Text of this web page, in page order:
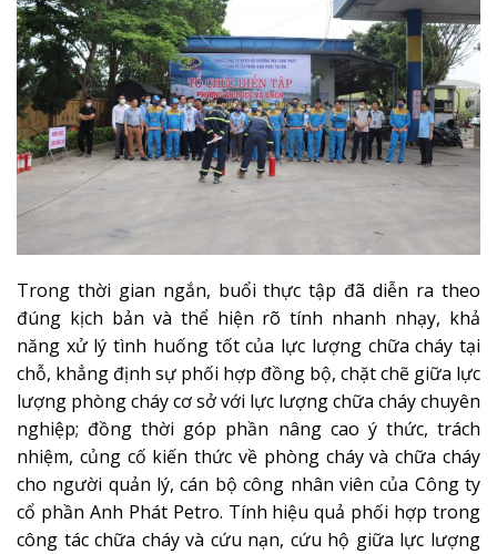
Trong thời gian ngắn, buổi thực tập đã diễn ra theo
đúng kịch bản và thể hiện rõ tính nhanh nhạy, khả
năng xử lý tình huống tốt của lực lượng chữa cháy tại
chỗ, khẳng định sự phối hợp đồng bộ, chặt chẽ giữa lực
lượng phòng cháy cơ sở với lực lượng chữa cháy chuyên
nghiệp; đồng thời góp phần nâng cao ý thức, trách
nhiệm, củng cố kiến thức về phòng cháy và chữa cháy
cho người quản lý, cán bộ công nhân viên của Công ty
cổ phần Anh Phát Petro. Tính hiệu quả phối hợp trong
công tác chữa cháy và cứu nạn, cứu hộ giữa lực lượng